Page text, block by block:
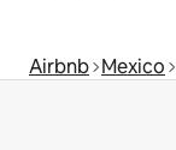
Airbnb Mexico